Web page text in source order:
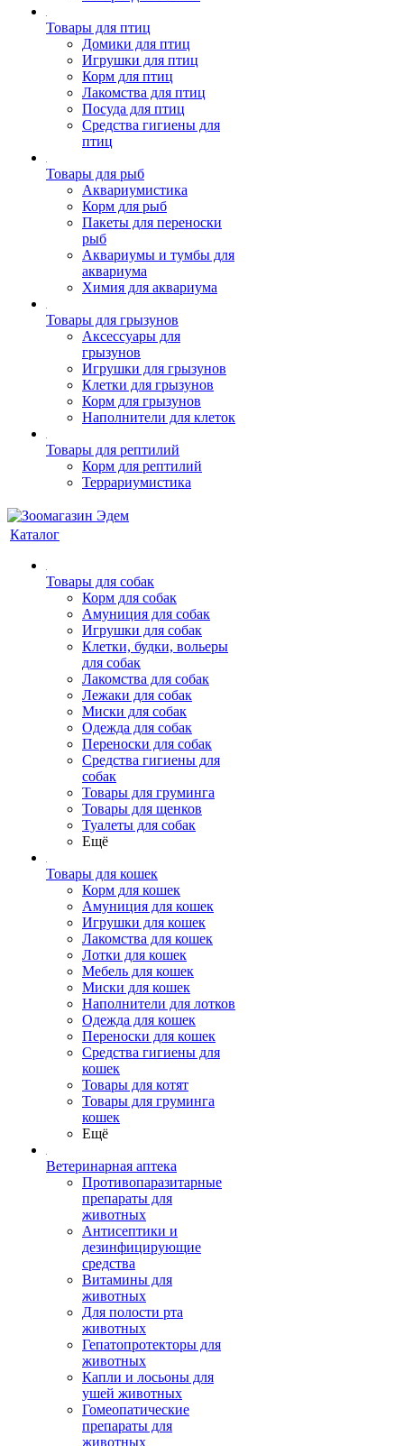
Товары для птиц
Домики для птиц
Игрушки для птиц
Корм для птиц
Лакомства для птиц
Посуда для птиц
Средства гигиены для
птиц
Товары для рыб
Аквариумистика
Корм для рыб
Пакеты для переноски
рыб
Аквариумы и тумбы для
аквариума
Химия для аквариума
Товары для грызунов
Аксессуары для
грызунов
Игрушки для грызунов
Клетки для грызунов
Корм для грызунов
Наполнители для клеток
Товары для рептилий
Корм для рептилий
Террариумистика
Каталог
Товары для собак
Корм для собак
Амуниция для собак
Игрушки для собак
Клетки, будки, вольеры
для собак
Лакомства для собак
Лежаки для собак
Миски для собак
Одежда для собак
Переноски для собак
Средства гигиены для
собак
Товары для груминга
Товары для щенков
Туалеты для собак
Ещё
Товары для кошек
Корм для кошек
Амуниция для кошек
Игрушки для кошек
Лакомства для кошек
Лотки для кошек
Мебель для кошек
Миски для кошек
Наполнители для лотков
Одежда для кошек
Переноски для кошек
Средства гигиены для
кошек
Товары для котят
Товары для груминга
кошек
Ещё
Ветеринарная аптека
Противопаразитарные
препараты для
животных
Антисептики и
дезинфицирующие
средства
Витамины для
животных
Для полости рта
животных
Гепатопротекторы для
животных
Капли и лосьоны для
ушей животных
Гомеопатические
препараты для
животных